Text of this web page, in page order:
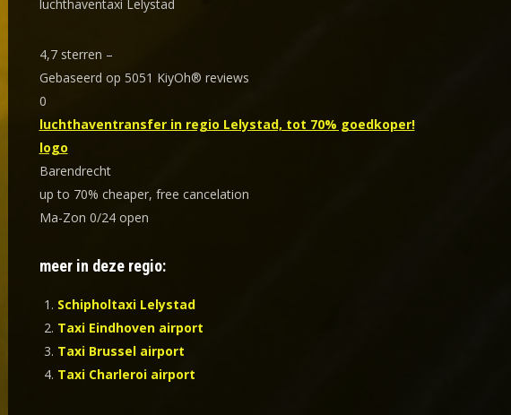
luchthaventaxi Lelystad
4,7sterren –
Gebaseerd op 5051 KiyOh® reviews
0
luchthaventransfer in regio Lelystad, tot 70% goedkoper!
logo
Barendrecht
up to 70% cheaper, free cancelation
Ma-Zon 0/24 open
meer in deze regio:
Schipholtaxi Lelystad
Taxi Eindhoven airport
Taxi Brussel airport
Taxi Charleroi airport